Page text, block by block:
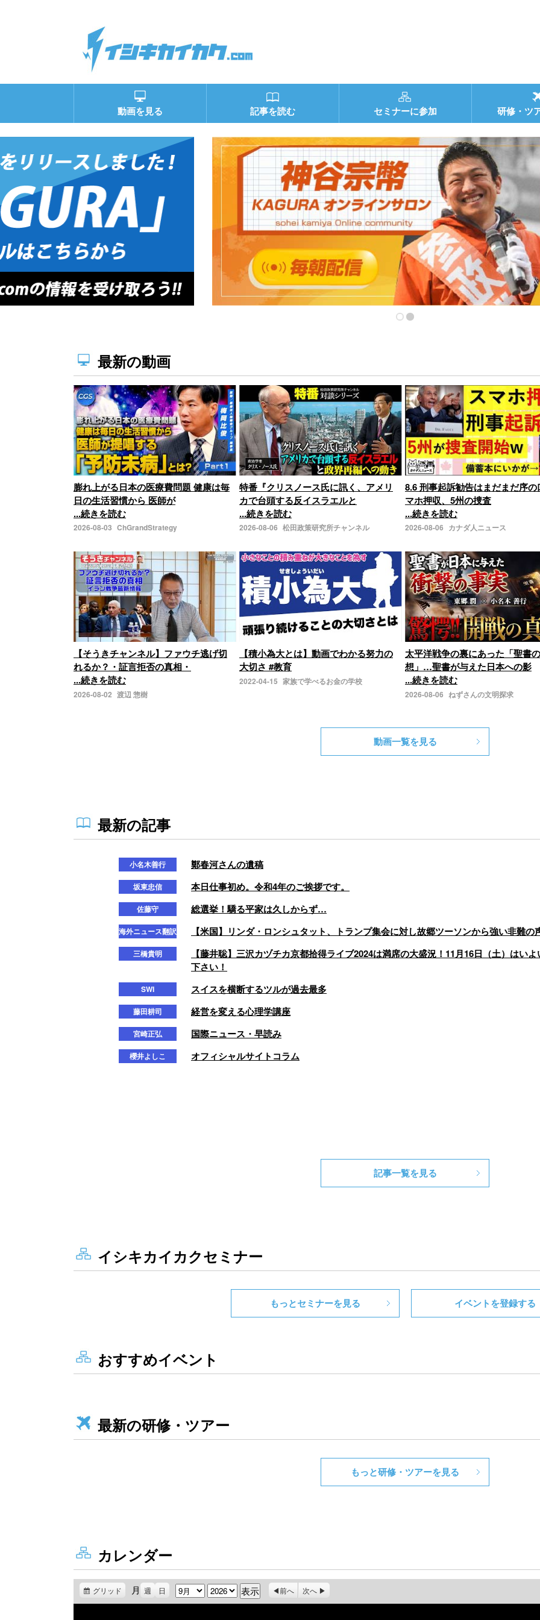
動画を見る 記事を読む セミナーに参加 研修・ツ
最新の動画
膨れ上がる日本の医療費問題 健康は毎
日の生活習慣から 医師が
...続きを読む
2026-08-03 ChGrandStrategy
特番『クリスノース氏に訊く、アメリ
カで台頭する反イスラエルと
...続きを読む
2026-08-06 松田政策研究所チャンネル
8.6 刑事起訴勧告はまだまだ序
マホ押収、5州の捜査
...続きを読む
2026-08-06 カナダ人ニュース
【そうきチャンネル】ファウチ逃げ切
れるか？・証言拒否の真相・
...続きを読む
2026-08-02 渡辺 惣樹
【積小為大とは】動画でわかる努力の
大切さ #教育
2022-04-15 家族で学べるお金の学校
太平洋戦争の裏にあった「聖書
想」…聖書が与えた日本への影
...続きを読む
2026-08-06 ねずさんの文明探求
動画一覧を見る
最新の記事
記事一覧を見る
イシキカイカクセミナー
もっとセミナーを見る イベントを登録する
おすすめイベント
最新の研修・ツアー
もっと研修・ツアーを見る
カレンダー
グリッド 月 週 日 月 年 前へ 次へ